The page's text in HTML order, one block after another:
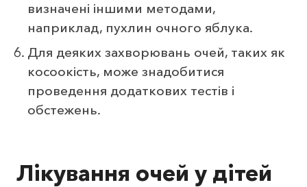
визначені іншими методами,
наприклад, пухлин очного яблука.
Для деяких захворювань очей, таких як
косоокість, може знадобитися
проведення додаткових тестів і
обстежень.
Лікування очей у дітей